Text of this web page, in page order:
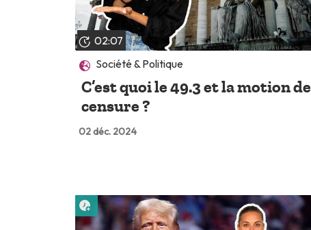
02:07
Société & Politique
C’est quoi le 49.3 et la motion de
censure ?
02 déc. 2024
Lire plus tard